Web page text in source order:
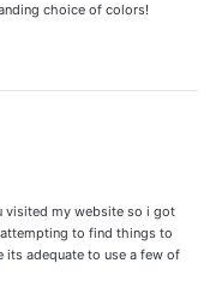
choice of colors!
visited my website so i got
to find things to
adequate to use a few of